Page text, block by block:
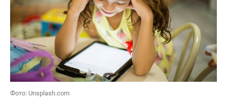
Фото: Unsplash.com